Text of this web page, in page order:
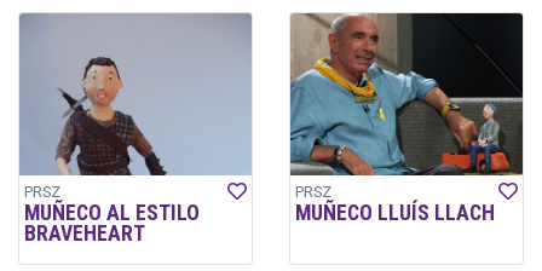
PRSZ
MUÑECO AL ESTILO
BRAVEHEART
PRSZ
MUÑECO LLUÍS LLACH